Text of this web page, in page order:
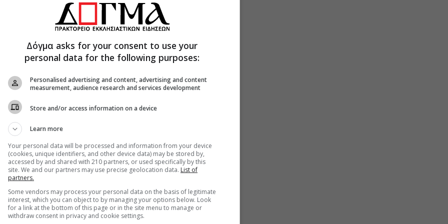
τους στο ψυχολογικό κλίμα της
στο χώρο του σχολείου: αιτίες και τρόποι
επικοινωνία γονέων – εφήβων.
ο έγκαιρος προβληματισμός και η
που εμποδίζουν την ομαλή ψυχοκοινωνική
της οικογένειας και του ευρύτερου
συναντήσεων με ημερομηνία έναρξης
λήξης την Πέμπτη 24/02/2022 δύναται να
Πέμπτη πρωινές ώρες από τις 10:00 έως τις
διαδικτυακού ιστότοπου.
Ειδική Παιδαγωγός Msc.
Δόγμα asks for your consent to use your
personal data for the following purposes:
Personalised advertising and content, advertising and content
measurement, audience research and services development
Store and/or access information on a device
Learn more
Your personal data will be processed and information from your device
(cookies, unique identifiers, and other device data) may be stored by,
accessed by and shared with 210 partners, or used specifically by this
site. We and our partners may use precise geolocation data. List of
partners.
Some vendors may process your personal data on the basis of legitimate
interest, which you can object to by managing your options below. Look
for a link at the bottom of this page or in the site menu to manage or
withdraw consent in privacy and cookie settings.